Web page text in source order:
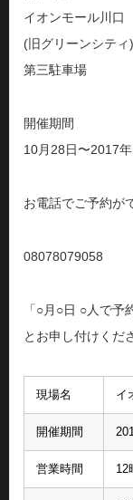
イオンモール川口
(旧グリーンシティ)
第三駐車場
開催期間
10月28日〜2017
お電話でご予約が
08078079058
「○月○日 ○人で予
とお申し付けくだ
現場名 イ
開催期間
営業時間 12